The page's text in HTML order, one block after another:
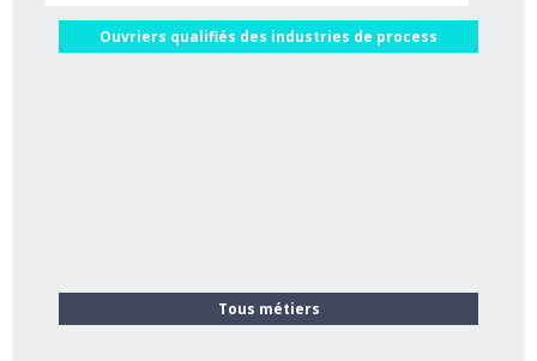
Ouvriers qualifiés des industries de process
Tous métiers